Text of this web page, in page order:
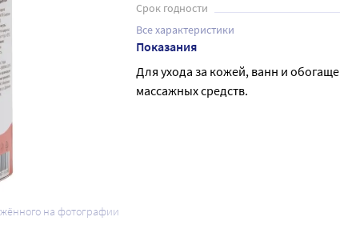
на фотографии
Срок годности
Все характеристики
Показания
Для ухода за кожей, ванн и
массажных средств.